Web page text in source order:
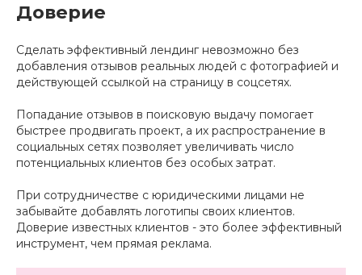
Доверие
Сделать эффективный лендинг невозможно без
добавления отзывов реальных людей с фотографией и
действующей ссылкой на страницу в соцсетях.
Попадание отзывов в поисковую выдачу помогает
быстрее продвигать проект, а их распространение в
социальных сетях позволяет увеличивать число
потенциальных клиентов без особых затрат.
При сотрудничестве с юридическими лицами не
забывайте добавлять логотипы своих клиентов.
Доверие известных клиентов - это более эффективный
инструмент, чем прямая реклама.